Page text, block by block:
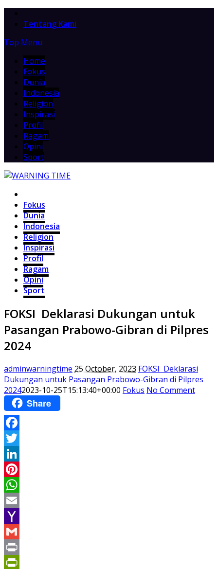
Tentang Kami
Top Menu
Home
Fokus
Dunia
Indonesia
Religion
Inspirasi
Profil
Ragam
Opini
Sport
Fokus
Dunia
Indonesia
Religion
Inspirasi
Profil
Ragam
Opini
Sport
FOKSI Deklarasi Dukungan untuk
Pasangan Prabowo-Gibran di Pilpres
2024
adminwarningtime 25 October, 2023 FOKSI Deklarasi
Dukungan untuk Pasangan Prabowo-Gibran di Pilpres
20242023-10-25T15:13:40+00:00 Fokus No Comment
Share
Facebook
Twitter
LinkedIn
Pinterest
WhatsApp
Email
Yahoo
Mail
Gmail
Print